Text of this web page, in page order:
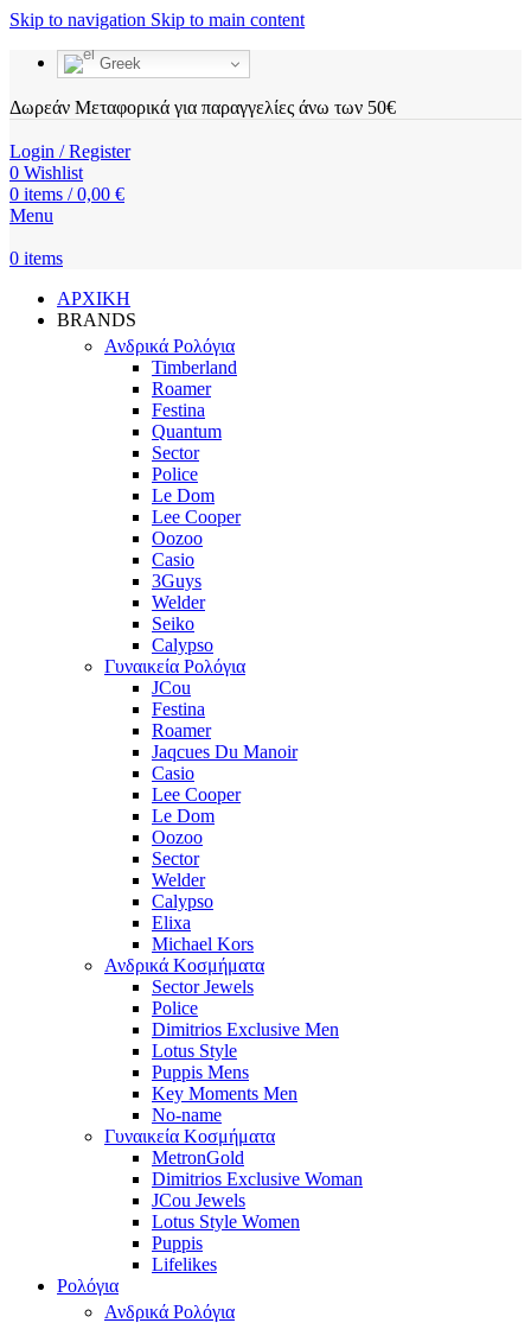
Skip to navigation Skip to main content
Greek
Δωρεάν Μεταφορικά για παραγγελίες άνω των 50€
Login / Register
0 Wishlist
0 items / 0,00 €
Menu
0 items
ΑΡΧΙΚΗ
BRANDS
Ανδρικά Ρολόγια
Timberland
Roamer
Festina
Quantum
Sector
Police
Le Dom
Lee Cooper
Oozoo
Casio
3Guys
Welder
Seiko
Calypso
Γυναικεία Ρολόγια
JCou
Festina
Roamer
Jaqcues Du Manoir
Casio
Lee Cooper
Le Dom
Oozoo
Sector
Welder
Calypso
Elixa
Michael Kors
Ανδρικά Κοσμήματα
Sector Jewels
Police
Dimitrios Exclusive Men
Lotus Style
Puppis Mens
Key Moments Men
No-name
Γυναικεία Κοσμήματα
MetronGold
Dimitrios Exclusive Woman
JCou Jewels
Lotus Style Women
Puppis
Lifelikes
Ρολόγια
Ανδρικά Ρολόγια